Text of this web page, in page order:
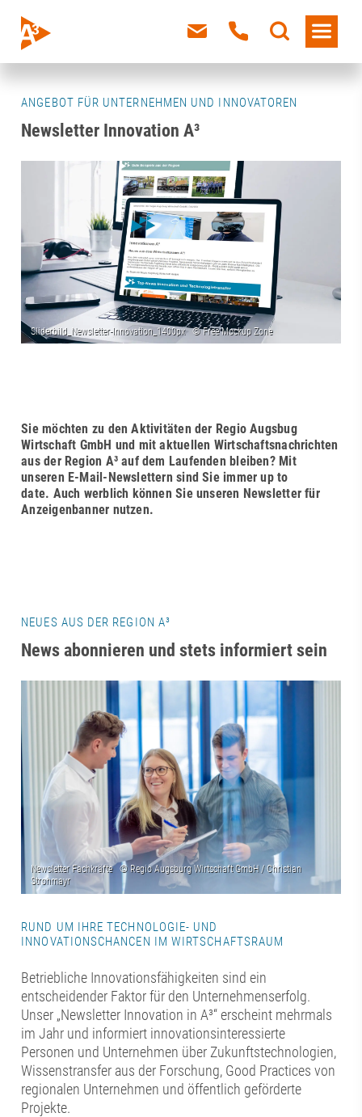
ANGEBOT FÜR UNTERNEHMEN UND INNOVATOREN
Newsletter Innovation A³
Sie möchten zu den Aktivitäten der Regio Augsbug
Wirtschaft GmbH und mit aktuellen Wirtschaftsnachrichten
aus der Region A³ auf dem Laufenden bleiben? Mit
unseren E-Mail-Newslettern sind Sie immer up to
date. Auch werblich können Sie unseren Newsletter für
Anzeigenbanner nutzen.
NEUES AUS DER REGION A³
News abonnieren und stets informiert sein
RUND UM IHRE TECHNOLOGIE- UND
INNOVATIONSCHANCEN IM WIRTSCHAFTSRAUM
Betriebliche Innovationsfähigkeiten sind ein
entscheidender Faktor für den Unternehmenserfolg.
Unser „Newsletter Innovation in A³“ erscheint mehrmals
im Jahr und informiert innovationsinteressierte
Personen und Unternehmen über Zukunftstechnologien,
Wissenstransfer aus der Forschung, Good Practices von
regionalen Unternehmen und öffentlich geförderte
Projekte.